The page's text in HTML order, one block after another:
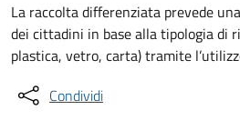
La raccolta differenziata prevede
dei cittadini in base alla tipologia di
plastica, vetro, carta) tramite
Condividi